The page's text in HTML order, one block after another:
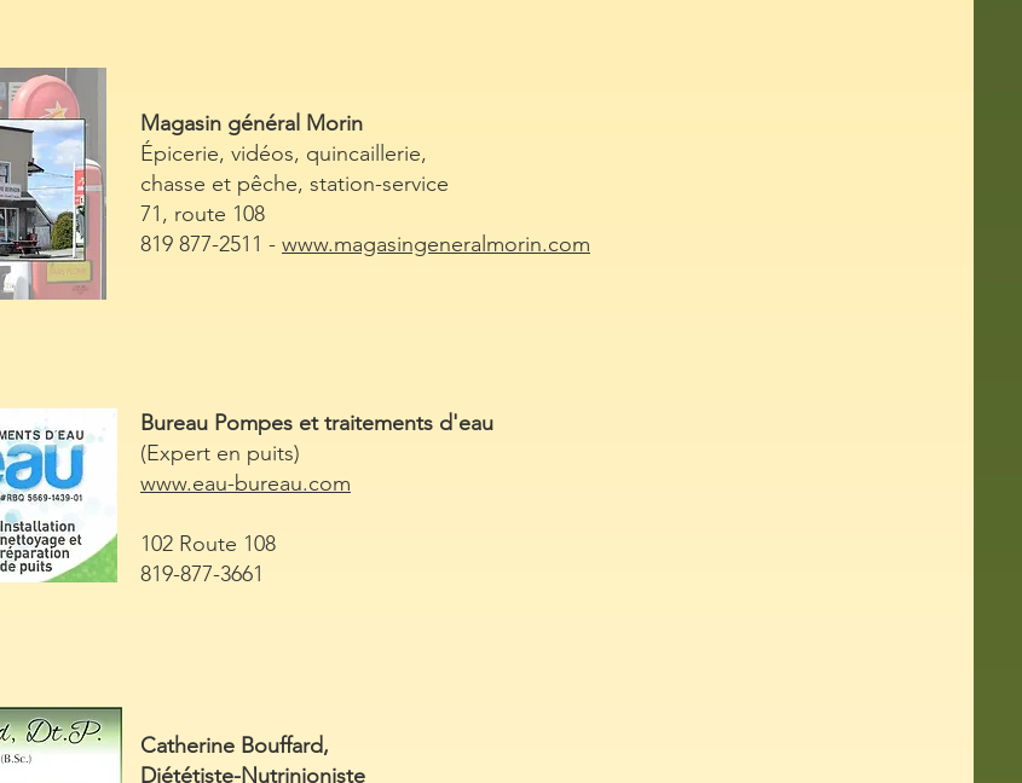
Magasin général Morin
Épicerie, vidéos, quincaillerie,
chasse et pêche, station-service
71, route 108
819 877-2511 - www.magasingeneralmorin.com
Bureau Pompes et traitements d'eau
(Expert en puits)
www.eau-bureau.com
102 Route 108
819-877-3661
Catherine Bouffard,
Diététiste-Nutrinioniste